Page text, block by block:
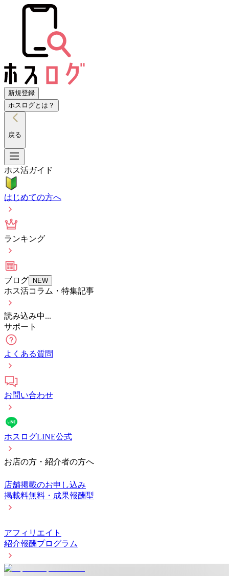
新規登録
ホスログとは？
戻る
ホス活ガイド
はじめての方へ
ランキング
ブログ NEW
ホス活コラム・特集記事
読み込み中...
サポート
よくある質問
お問い合わせ
ホスログLINE公式
お店の方・紹介者の方へ
店舗掲載のお申し込み
掲載料無料・成果報酬型
アフィリエイト
紹介報酬プログラム